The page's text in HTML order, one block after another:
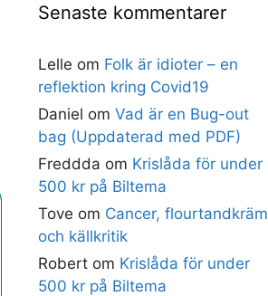
Senaste kommentarer
Lelle om Folk är idioter – en
reflektion kring Covid19
Daniel om Vad är en Bug-out
bag (Uppdaterad med PDF)
Freddda om Krislåda för under
500 kr på Biltema
Tove om Cancer, flourtandkräm
och källkritik
Robert om Krislåda för under
500 kr på Biltema